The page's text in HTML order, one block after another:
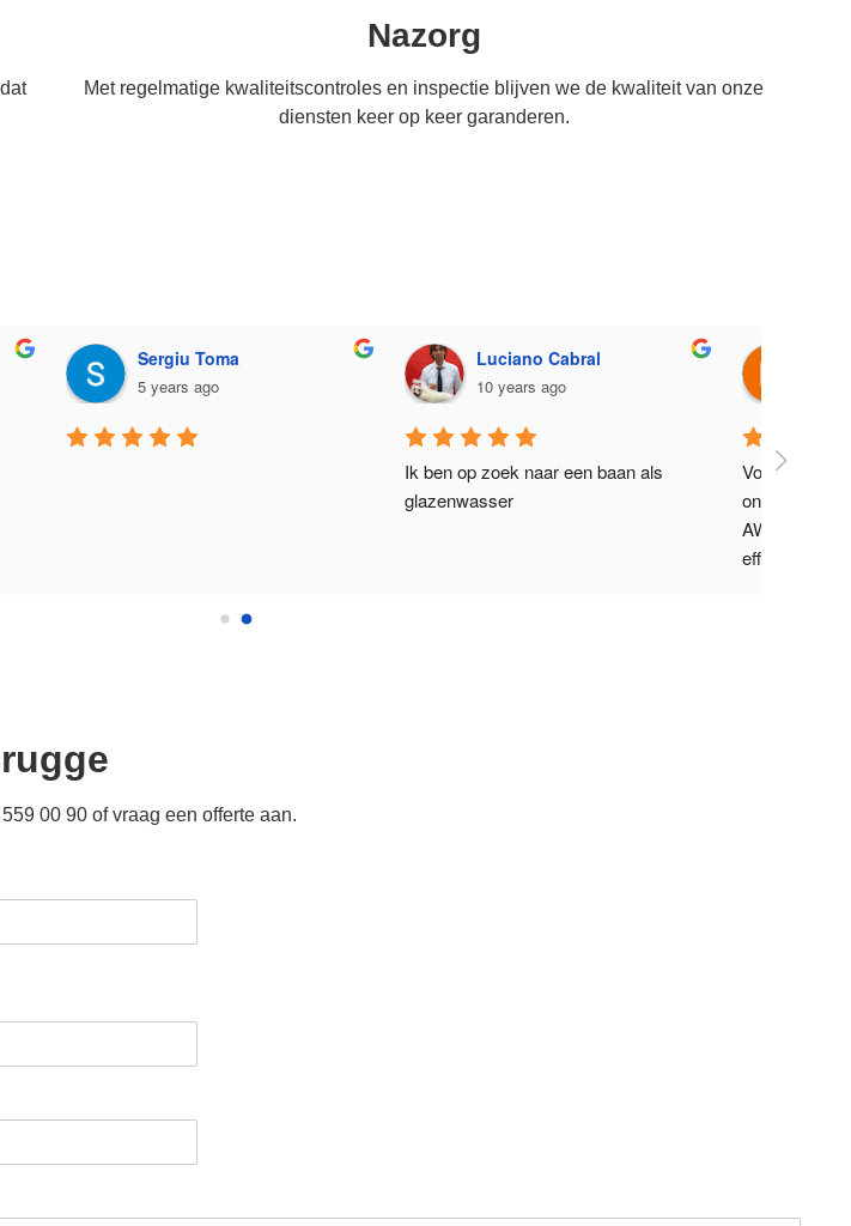
Nazorg
Met regelmatige kwaliteitscontroles en inspectie blijven we de kwaliteit van onze
diensten keer op keer garanderen.
Luciano Cabral
10 years ago
Maurits Baeyens
11 years ago
Voor het reinigen van de ramen van
onze kantoren maken wij gebruik van
00 90 of vraag een offerte aan.